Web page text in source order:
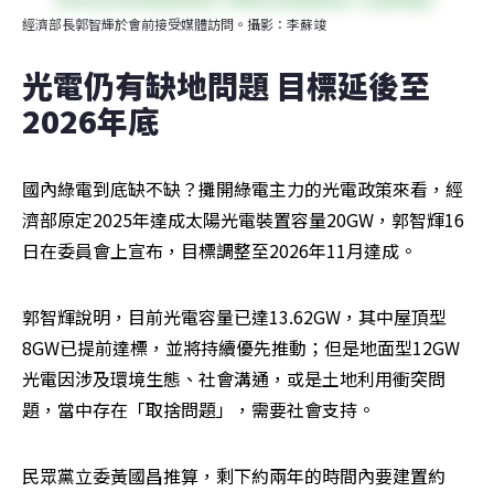
經濟部長郭智輝於會前接受媒體訪問。攝影：李蘇竣
光電仍有缺地問題 目標延後至
2026年底
國內綠電到底缺不缺？攤開綠電主力的光電政策來看，經
濟部原定2025年達成太陽光電裝置容量20GW，郭智輝16
日在委員會上宣布，目標調整至2026年11月達成。
郭智輝說明，目前光電容量已達13.62GW，其中屋頂型
8GW已提前達標，並將持續優先推動；但是地面型12GW
光電因涉及環境生態、社會溝通，或是土地利用衝突問
題，當中存在「取捨問題」，需要社會支持。
民眾黨立委黃國昌推算，剩下約兩年的時間內要建置約